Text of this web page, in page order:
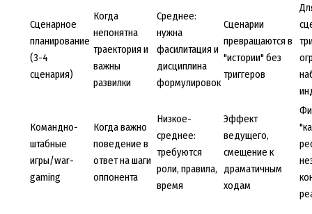
Сценарное
планирование
(3-4
сценария)
Когда
непонятна
траектория и
важны
развилки
Среднее:
нужна
фасилитация и
дисциплина
формулировок
Сценарии
превращаются в
"истории" без
триггеров
Командно-
штабные
игры/war-
gaming
Когда важно
поведение в
ответ на шаги
оппонента
Низкое-
среднее:
требуются
роли, правила,
время
Эффект
ведущего,
смещение к
драматичным
ходам